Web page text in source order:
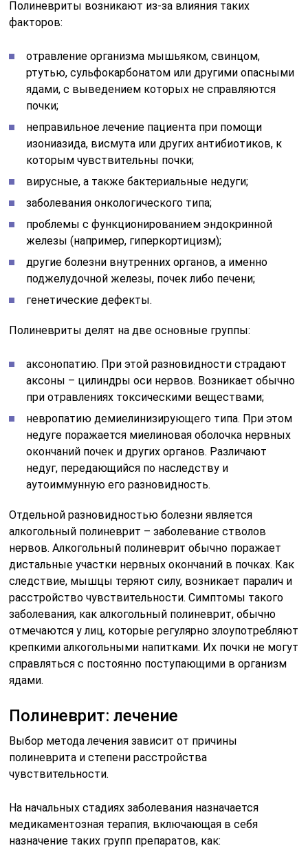
Полиневриты возникают из-за влияния таких
факторов:
отравление организма мышьяком, свинцом,
ртутью, сульфокарбонатом или другими опасными
ядами, с выведением которых не справляются
почки;
неправильное лечение пациента при помощи
изониазида, висмута или других антибиотиков, к
которым чувствительны почки;
вирусные, а также бактериальные недуги;
заболевания онкологического типа;
проблемы с функционированием эндокринной
железы (например, гиперкортицизм);
другие болезни внутренних органов, а именно
поджелудочной железы, почек либо печени;
генетические дефекты.
Полиневриты делят на две основные группы:
аксонопатию. При этой разновидности страдают
аксоны – цилиндры оси нервов. Возникает обычно
при отравлениях токсическими веществами;
невропатию демиелинизирующего типа. При этом
недуге поражается миелиновая оболочка нервных
окончаний почек и других органов. Различают
недуг, передающийся по наследству и
аутоиммунную его разновидность.
Отдельной разновидностью болезни является
алкогольный полиневрит – заболевание стволов
нервов. Алкогольный полиневрит обычно поражает
дистальные участки нервных окончаний в почках. Как
следствие, мышцы теряют силу, возникает паралич и
расстройство чувствительности. Симптомы такого
заболевания, как алкогольный полиневрит, обычно
отмечаются у лиц, которые регулярно злоупотребляют
крепкими алкогольными напитками. Их почки не могут
справляться с постоянно поступающими в организм
ядами.
Полиневрит: лечение
Выбор метода лечения зависит от причины
полиневрита и степени расстройства
чувствительности.
На начальных стадиях заболевания назначается
медикаментозная терапия, включающая в себя
назначение таких групп препаратов, как: